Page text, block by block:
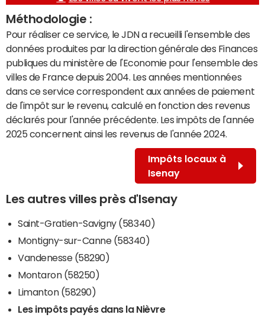
Méthodologie :
Pour réaliser ce service, le JDN a recueilli l'ensemble des
données produites par la direction générale des Finances
publiques du ministère de l'Economie pour l'ensemble des
villes de France depuis 2004. Les années mentionnées
dans ce service correspondent aux années de paiement
de l'impôt sur le revenu, calculé en fonction des revenus
déclarés pour l'année précédente. Les impôts de l'année
2025 concernent ainsi les revenus de l'année 2024.
Impôts locaux à
Isenay
Les autres villes près d'Isenay
Saint-Gratien-Savigny (58340)
Montigny-sur-Canne (58340)
Vandenesse (58290)
Montaron (58250)
Limanton (58290)
Les impôts payés dans la Nièvre